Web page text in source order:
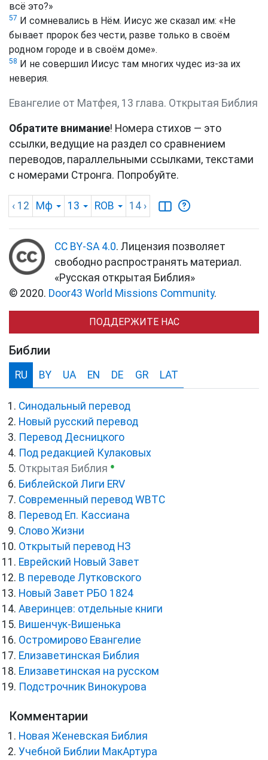
всё это?»
57 И сомневались в Нём. Иисус же сказал им: «Не
бывает пророк без чести, разве только в своём
родном городе и в своём доме».
58 И не совершил Иисус там многих чудес из-за их
неверия.
Евангелие от Матфея, 13 глава. Открытая Библия
Обратите внимание! Номера стихов — это
ссылки, ведущие на раздел со сравнением
переводов, параллельными ссылками, текстами
с номерами Стронга. Попробуйте.
‹ 12 Мф 13 ROB 14 ›
CC BY-SA 4.0. Лицензия позволяет
свободно распространять материал.
«Русская открытая Библия»
© 2020. Door43 World Missions Community.
ПОДДЕРЖИТЕ НАС
Библии
RU BY UA EN DE GR LAT
Синодальный перевод
Новый русский перевод
Перевод Десницкого
Под редакцией Кулаковых
Открытая Библия ●
Библейской Лиги ERV
Cовременный перевод WBTC
Перевод Еп. Кассиана
Слово Жизни
Открытый перевод НЗ
Еврейский Новый Завет
В переводе Лутковского
Новый Завет РБО 1824
Аверинцев: отдельные книги
Вишенчук-Вишенька
Остромирово Евангелие
Елизаветинская Библия
Елизаветинская на русском
Подстрочник Винокурова
Комментарии
Новая Женевская Библия
Учебной Библии МакАртура